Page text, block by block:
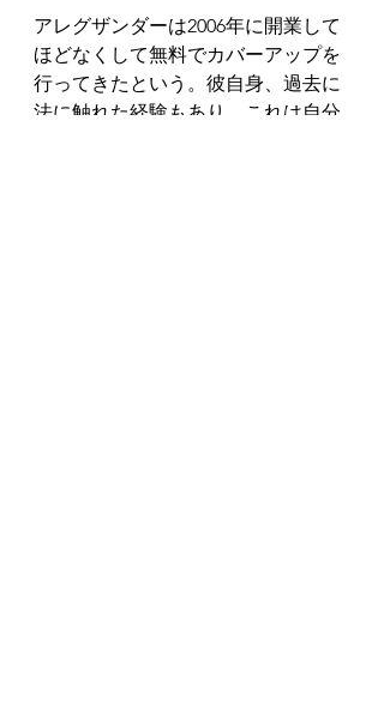
アレグザンダーは2006年に開業して
ほどなくして無料でカバーアップを
行ってきたという。彼自身、過去に
法に触れた経験もあり、これは自分